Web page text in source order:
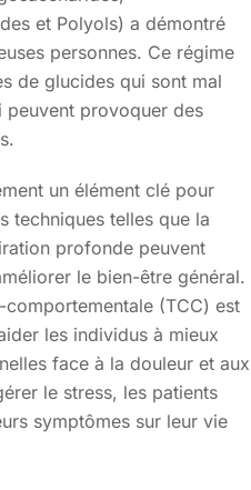
et Polyols) a démontré
personnes. Ce régime
de glucides qui sont mal
peuvent provoquer des
un élément clé pour
techniques telles que la
profonde peuvent
le bien-être général.
(TCC) est
les individus à mieux
face à la douleur et aux
le stress, les patients
symptômes sur leur vie